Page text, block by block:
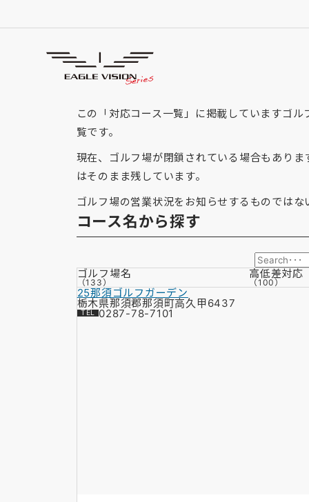
「栃木県」の対応コース
GOLF COURSE
この「対応コース一覧」に掲載していますゴ
覧です。
現在、ゴルフ場が閉鎖されている場合もあり
はそのまま残しています。
ゴルフ場の営業状況をお知らせするものでは
コース名から探す
ゴルフ場名
（133）
高低差対応
（100）
25那須ゴルフガーデン
栃木県那須郡那須町高久甲6437
0287-78-7101